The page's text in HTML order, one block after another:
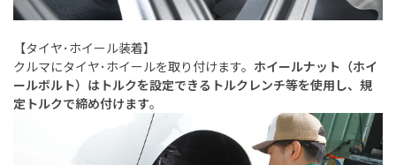
【タイヤ･ホイール装着】
クルマにタイヤ･ホイールを取り付けます。 ホイールナット（ホイ
ールボルト）はトルクを設定できるトルクレンチ等を使用し、規
定トルクで締め付けます。